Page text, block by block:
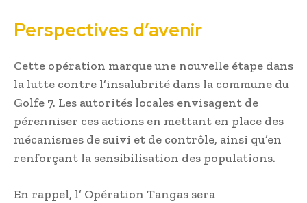
Perspectives d’avenir
Cette opération marque une nouvelle étape dans
la lutte contre l’insalubrité dans la commune du
Golfe 7. Les autorités locales envisagent de
pérenniser ces actions en mettant en place des
mécanismes de suivi et de contrôle, ainsi qu’en
renforçant la sensibilisation des populations.
En rappel, l’ Opération Tangas sera